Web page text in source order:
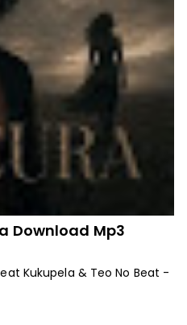
Download Mp3
Kukupela & Teo No Beat -